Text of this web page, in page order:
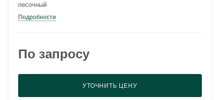
песочный
Подробности
По запросу
УТОЧНИТЬ ЦЕНУ